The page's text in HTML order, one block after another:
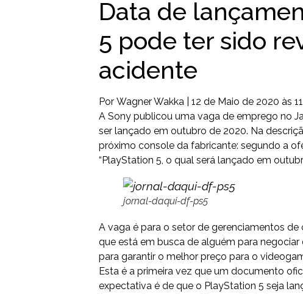
Data de
5 pode ter sido
acidente
Por Wagner Wakka | 12 de Maio de 2020 às
A Sony publicou uma vaga de emprego no
ser lançado em outubro de 2020. Na
próximo console da fabricante: segundo a
“PlayStation 5, o qual será lançado em
jornal-daqui-df-ps5
A vaga é para o setor de gerenciamentos
que está em busca de alguém para
para garantir o melhor preço para o
Esta é a primeira vez que um documento
expectativa é de que o PlayStation 5 seja